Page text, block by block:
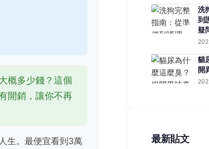
概多少錢？這個
開銷，讓你不再
生。最便宜看到3萬
洗
到
疑
貓
開
最新貼文